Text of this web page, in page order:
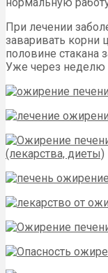
При лечении
заваривать корни
половине стакана
Уже через неделю